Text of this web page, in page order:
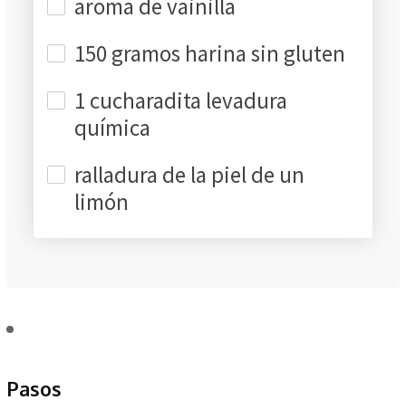
aroma de vainilla
150 gramos harina sin gluten
1 cucharadita levadura
química
ralladura de la piel de un
limón
Pasos